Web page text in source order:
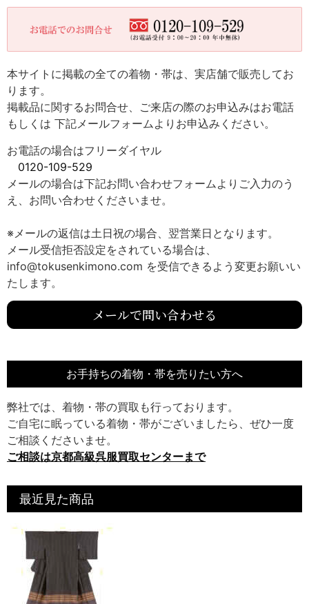
本サイトに掲載の全ての着物・帯は、実店舗で販売してお
ります。
掲載品に関するお問合せ、ご来店の際のお申込みはお電話
もしくは 下記メールフォームよりお申込みください。
お電話の場合はフリーダイヤル
0120-109-529
メールの場合は下記お問い合わせフォームよりご入力のう
え、お問い合わせくださいませ。
※メールの返信は土日祝の場合、翌営業日となります。
メール受信拒否設定をされている場合は、
info@tokusenkimono.com を受信できるよう変更お願いい
たします。
メールで問い合わせる
お手持ちの着物・帯を売りたい方へ
弊社では、着物・帯の買取も行っております。
ご自宅に眠っている着物・帯がございましたら、ぜひ一度
ご相談くださいませ。
ご相談は京都高級呉服買取センターまで
最近見た商品